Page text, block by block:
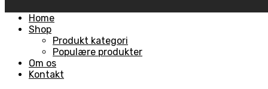
Skip
Home
Shop
Produkt kategori
Populære produkter
Om os
Kontakt